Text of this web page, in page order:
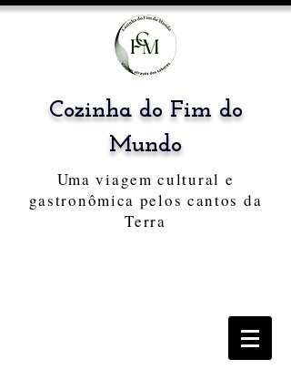
Cozinha do Fim do
Mundo
Uma viagem cultural e
gastronômica pelos cantos da
Terra